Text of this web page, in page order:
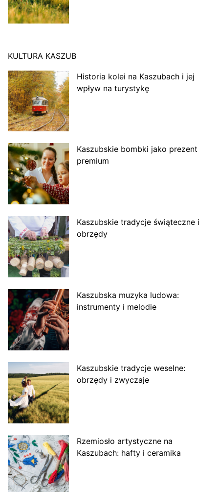
KULTURA KASZUB
Historia kolei na Kaszubach i jej
wpływ na turystykę
Kaszubskie bombki jako prezent
premium
Kaszubskie tradycje świąteczne i
obrzędy
Kaszubska muzyka ludowa:
instrumenty i melodie
Kaszubskie tradycje weselne:
obrzędy i zwyczaje
Rzemiosło artystyczne na
Kaszubach: hafty i ceramika